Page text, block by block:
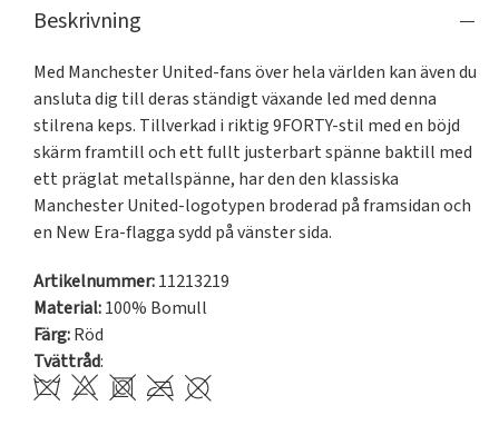
Beskrivning
Med Manchester United-fans över hela världen kan även du
ansluta dig till deras ständigt växande led med denna
stilrena keps. Tillverkad i riktig 9FORTY-stil med en böjd
skärm framtill och ett fullt justerbart spänne baktill med
ett präglat metallspänne, har den den klassiska
Manchester United-logotypen broderad på framsidan och
en New Era-flagga sydd på vänster sida.
Artikelnummer:11213219
Material:100% Bomull
Färg:Röd
Tvättråd: